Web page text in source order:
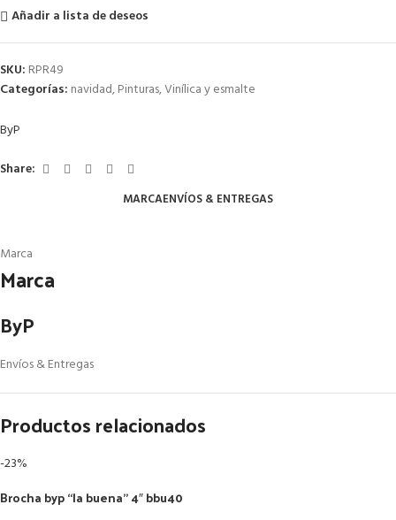
Añadir a lista de deseos
SKU: RPR49
Categorías: navidad,Pinturas,Vinílica y esmalte
ByP
Share:
MARCAENVÍOS & ENTREGAS
Marca
Marca
ByP
Envíos & Entregas
Productos relacionados
-23%
Brocha byp “la buena” 4″ bbu40